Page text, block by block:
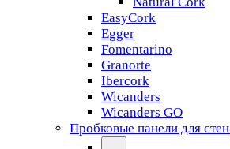
EasyCork
Egger
Fomentarino
Granorte
Ibercork
Wicanders
Wicanders GO
Пробковые панели для стен